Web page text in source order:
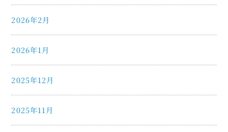
2026年2月
2026年1月
2025年12月
2025年11月